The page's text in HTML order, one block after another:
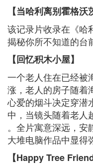
【当哈利离别霍格沃
该记录片收录在《哈
揭秘你所不知道的台
【回忆积木小屋】
一个老人住在已经被
涨，老人的房子随着
心爱的烟斗决定穿潜
中，当镜头随着老人
。全片寓意深远，安
大堆电脑作品中显得
【Happy Tree